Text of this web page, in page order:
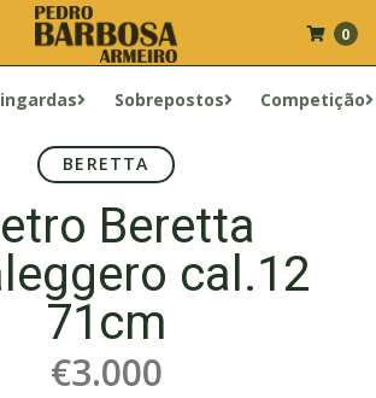
0
Sobrepostos Competição
BERETTA
Beretta
cal.12
71cm
€3.000